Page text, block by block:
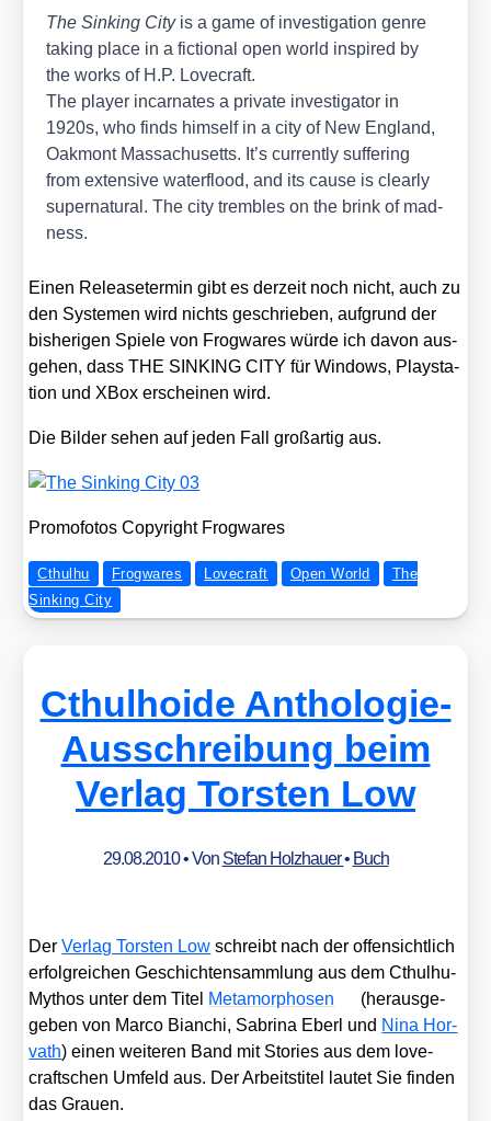
The Sin­king City is a game of inves­ti­ga­ti­on gen­re
taking place in a fic­tion­al open world inspi­red by
the works of H.P. Love­craft.
The play­er incar­na­tes a pri­va­te inves­ti­ga­tor in
1920s, who finds hims­elf in a city of New Eng­land,
Oak­mont Mas­sa­chu­setts. It’s curr­ent­ly suf­fe­ring
from exten­si­ve water­flood, and its cau­se is cle­ar­ly
super­na­tu­ral. The city trem­bles on the brink of mad­
ness.
Einen Release­ter­min gibt es der­zeit noch nicht, auch zu
den Sys­te­men wird nichts geschrie­ben, auf­grund der
bis­he­ri­gen Spie­le von Frog­wa­res wür­de ich davon aus­
ge­hen, dass THE SINKING CITY für Win­dows, Play­sta­
ti­on und XBox erschei­nen wird.
Die Bil­der sehen auf jeden Fall groß­ar­tig aus.
Pro­mo­fo­tos Copy­right Frog­wa­res
Cthulhu Frogwares Lovecraft Open World
The
Sinking City
Cthulhoide Anthologie-
Ausschreibung beim
Verlag Torsten Low
29.08.2010• Von Stefan Holzhauer• Buch
DerVer­lag Tors­ten Low schreibt nach der offen­sicht­lich
erfolg­rei­chen Geschich­ten­samm­lung aus dem Cthul­hu-
Mythos unter dem Titel Meta­mor­pho­sen
(her­aus­ge­
ge­ben von Mar­co Bian­chi, Sabri­na Eberl und Nina Hor­
vath) einen wei­te­ren Band mit Sto­ries aus dem love­
craft­schen Umfeld aus. Der Arbeits­ti­tel lau­tet Sie fin­den
das Grau­en.